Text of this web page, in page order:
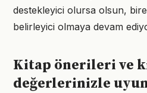
destekleyici olursa olsun,
belirleyici olmaya devam
Kitap önerileri ve
değerlerinizle